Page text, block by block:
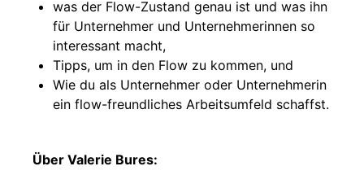
was der Flow-Zustand genau ist und was ihn
für Unternehmer und Unternehmerinnen so
interessant macht,
Tipps, um in den Flow zu kommen, und
Wie du als Unternehmer oder Unternehmerin
ein flow-freundliches Arbeitsumfeld schaffst.
Über Valerie Bures: